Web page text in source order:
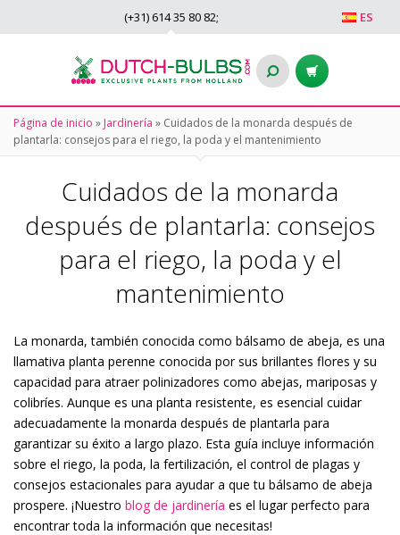
ES
(+31) 614 35 80 82;
Página de inicio » Jardinería » Cuidados de la monarda después de
plantarla: consejos para el riego, la poda y el mantenimiento
Cuidados de la monarda
después de plantarla: consejos
para el riego, la poda y el
mantenimiento
La monarda, también conocida como bálsamo de abeja, es una
llamativa planta perenne conocida por sus brillantes flores y su
capacidad para atraer polinizadores como abejas, mariposas y
colibríes. Aunque es una planta resistente, es esencial cuidar
adecuadamente la monarda después de plantarla para
garantizar su éxito a largo plazo. Esta guía incluye información
sobre el riego, la poda, la fertilización, el control de plagas y
consejos estacionales para ayudar a que tu bálsamo de abeja
prospere. ¡Nuestro blog de jardinería es el lugar perfecto para
encontrar toda la información que necesitas!